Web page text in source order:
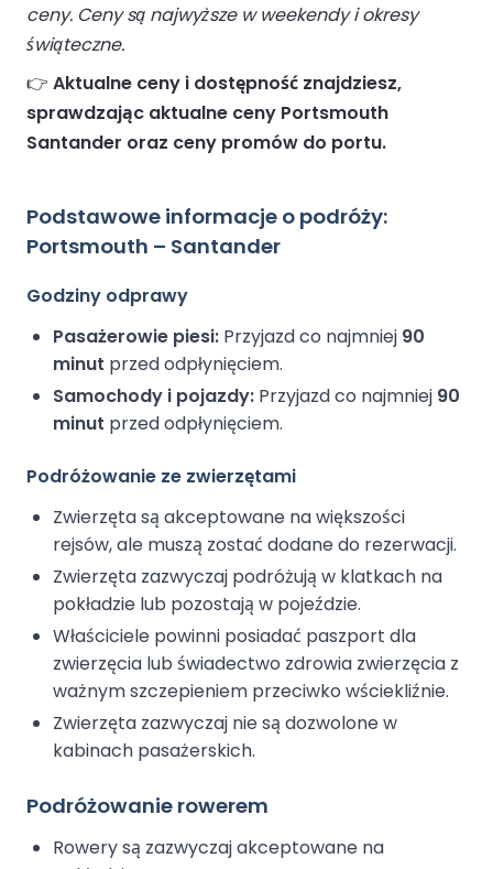
ceny. Ceny są najwyższe w weekendy i okresy
świąteczne.
👉 Aktualne ceny i dostępność znajdziesz,
sprawdzając aktualne ceny Portsmouth
Santander oraz ceny promów do portu.
Podstawowe informacje o podróży:
Portsmouth – Santander
Godziny odprawy
Pasażerowie piesi: Przyjazd co najmniej 90
minut przed odpłynięciem.
Samochody i pojazdy: Przyjazd co najmniej 90
minut przed odpłynięciem.
Podróżowanie ze zwierzętami
Zwierzęta są akceptowane na większości
rejsów, ale muszą zostać dodane do rezerwacji.
Zwierzęta zazwyczaj podróżują w klatkach na
pokładzie lub pozostają w pojeździe.
Właściciele powinni posiadać paszport dla
zwierzęcia lub świadectwo zdrowia zwierzęcia z
ważnym szczepieniem przeciwko wściekliźnie.
Zwierzęta zazwyczaj nie są dozwolone w
kabinach pasażerskich.
Podróżowanie rowerem
Rowery są zazwyczaj akceptowane na